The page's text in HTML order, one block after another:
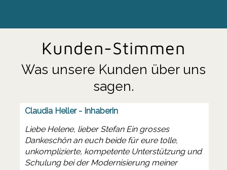
Kunden-Stimmen
Was unsere Kunden über uns
sagen.
Claudia Heller - Inhaberin
Liebe Helene, lieber Stefan Ein grosses
Dankeschön an euch beide für eure tolle,
unkomplizierte, kompetente Unterstützung und
Schulung bei der Modernisierung meiner